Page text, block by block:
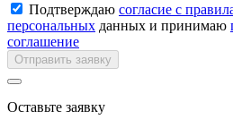
Подтверждаю согласие с
персональных данных и принимаю
соглашение
Отправить заявку
Оставьте заявку